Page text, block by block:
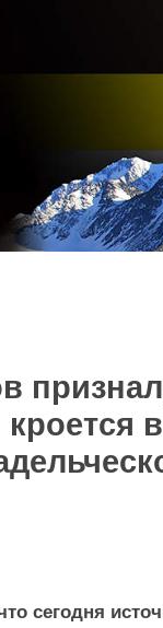
кроется
сегодня